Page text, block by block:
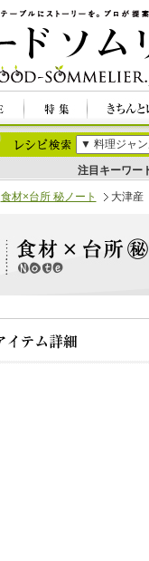
注目キーワー
食材×台所 秘ノート 大津